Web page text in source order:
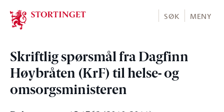
Stortinget.no
SØK MENY
Skriftlig spørsmål fra Dagfinn
Høybråten (KrF) til helse- og
omsorgsministeren